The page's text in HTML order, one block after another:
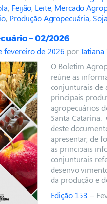
, Feijão, Leite, Mercado
, Produção Agropecuária, Soja
– 02/2026
fevereiro de 2026 porTatiana
O Boletim
reúne as
conjunturais de
principais
agropecuários
Santa Catarina.
deste
apresentar, de
as principais
conjunturais
da produção e
Edição 153 –